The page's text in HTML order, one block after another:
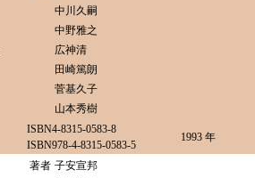
中川久嗣
中野雅之
広神清
田崎篤朗
菅基久子
山本秀樹
ISBN4-8315-0583-8
ISBN978-4-8315-0583-5
1993 年
著者 子安宣邦